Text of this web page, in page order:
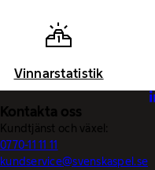
Vinnarstatistik
Kontakta oss
Kundtjänst och växel:
0770-11 11 11
kundservice@svenskaspel.se